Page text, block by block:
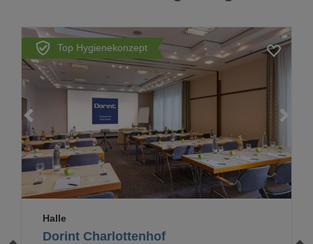
Top Hygienekonzept
Dorint Charlottenhof
Halle